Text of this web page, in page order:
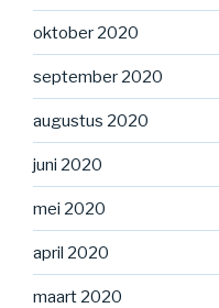
oktober 2020
september 2020
augustus 2020
juni 2020
mei 2020
april 2020
maart 2020